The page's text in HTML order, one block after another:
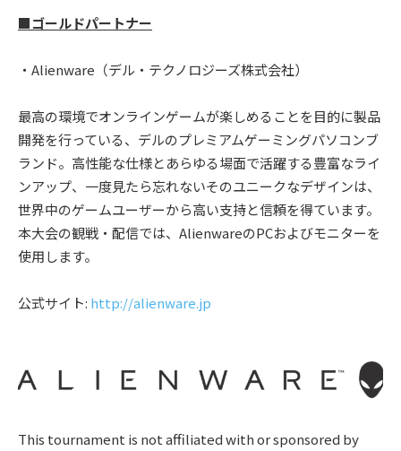
■ゴールドパートナー
・Alienware（デル・テクノロジーズ株式会社）
最高の環境でオンラインゲームが楽しめることを目的に製品
開発を行っている、デルのプレミアムゲーミングパソコンブ
ランド。高性能な仕様とあらゆる場面で活躍する豊富なライ
ンアップ、一度見たら忘れないそのユニークなデザインは、
世界中のゲームユーザーから高い支持と信頼を得ています。
本大会の観戦・配信では、AlienwareのPCおよびモニターを
使用します。
公式サイト: http://alienware.jp
This tournament is not affiliated with or sponsored by